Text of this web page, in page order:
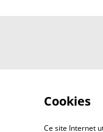
Cookies
Ce site Internet